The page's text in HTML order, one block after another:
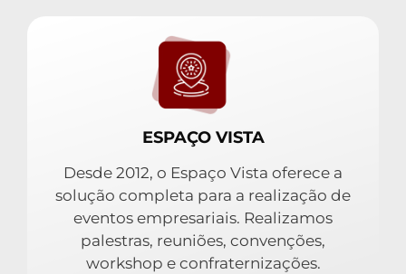
ESPAÇO VISTA
Desde 2012, o Espaço Vista oferece a
solução completa para a realização de
eventos empresariais. Realizamos
palestras, reuniões, convenções,
workshop e confraternizações.